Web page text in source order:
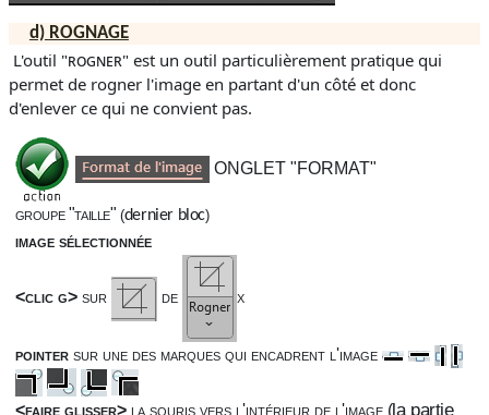
d) ROGNAGE
L'outil "rogner" est un outil particulièrement pratique qui
permet de rogner l'image en partant d'un côté et donc
d'enlever ce qui ne convient pas.
ONGLET "FORMAT"
groupe "taille" (dernier bloc)
image sélectionnée
<clic g>sur de x
pointersur une des marques qui encadrent l'image
<faire glisser> la souris vers l'intérieur de l'image (la partie